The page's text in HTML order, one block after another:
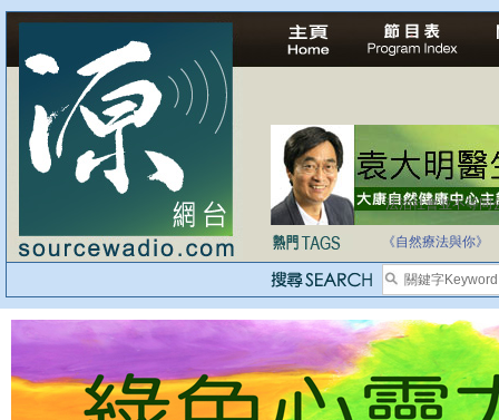
法治社會並不等同
《自然療法與你》